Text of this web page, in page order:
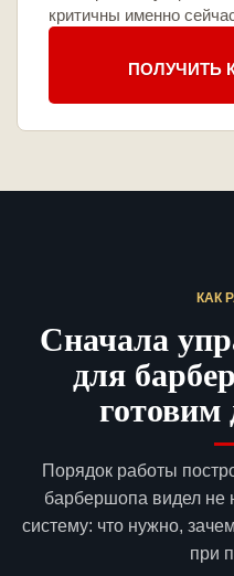
критичны именно
ПОЛУЧИТЬ
КАК
Сначала
для
Порядок работы
барбершопа видел не
систему: что нужно,
при